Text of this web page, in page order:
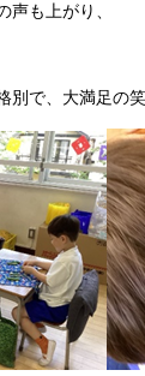
声も上がり、
で、大満足の